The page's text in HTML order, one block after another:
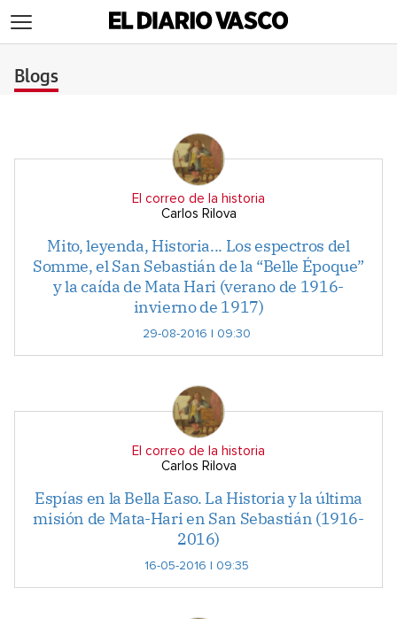
Blogs
El correo de la historia
Carlos Rilova
Mito, leyenda, Historia... Los espectros del
Somme, el San Sebastián de la “Belle Époque”
y la caída de Mata Hari (verano de 1916-
invierno de 1917)
29-08-2016 | 09:30
El correo de la historia
Carlos Rilova
Espías en la Bella Easo. La Historia y la última
misión de Mata-Hari en San Sebastián (1916-
2016)
16-05-2016 | 09:35